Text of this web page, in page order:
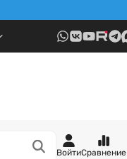
ВойтиСравнение